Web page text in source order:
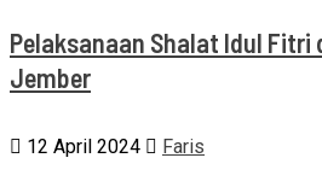
Pelaksanaan Shalat Idul Fitri
Jember
12 April 2024 Faris